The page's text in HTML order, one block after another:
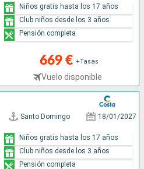
669 € +Tasas
Vuelo disponible
Niños gratis hasta los 17 años
Club niños desde los 3 años
Pensión completa
Santo Domingo 18/01/2027
Niños gratis hasta los 17 años
Club niños desde los 3 años
Pensión completa